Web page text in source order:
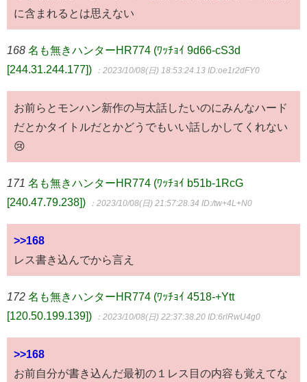
に含まれるとは思えない
168 名も無きハンターHR774 (ﾜｯﾁｮｲ 9d66-cS3d
[244.31.244.177])
：2023/10/08(日) 18:53:24.13 ID:oe1r2dFY0
お前らとモンハン新作の与太話したいのにみんなハード
だとかタイトルだとかどうでもいい話しかしてくれない
😢
171 名も無きハンターHR774 (ﾜｯﾁｮｲ b51b-1RcG
[240.47.79.238])
：2023/10/08(日) 21:57:28.34 ID:/tw+4L+N0
>>168
レス書き込んでから言え
172 名も無きハンターHR774 (ﾜｯﾁｮｲ 4518-+Ytt
[120.50.199.139])
：2023/10/08(日) 22:37:38.20 ID:6rlRwU4g0
>>168
お前自分が書き込んだ最初の１レス目の内容も覚えてな